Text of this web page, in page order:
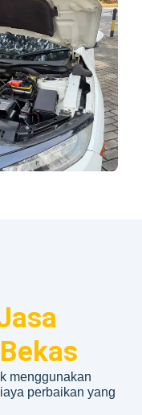
menggunakan
perbaikan yang